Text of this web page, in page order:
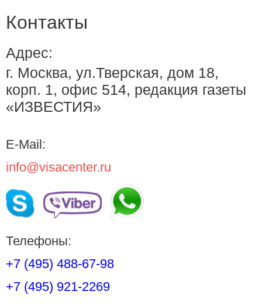
Контакты
Адрес:
г. Москва, ул.Тверская, дом 18,
корп. 1, офис 514, редакция газеты
«ИЗВЕСТИЯ»
E-Mail:
info@visacenter.ru
Телефоны:
+7 (495) 488-67-98
+7 (495) 921-2269